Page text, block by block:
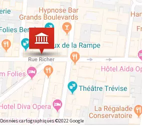
Données cartographiques ©2022 Google